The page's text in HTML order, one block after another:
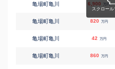
亀場町亀川 6,900 万円
亀場町亀川 820 万円
亀場町亀川 42 万円
亀場町亀川 860 万円